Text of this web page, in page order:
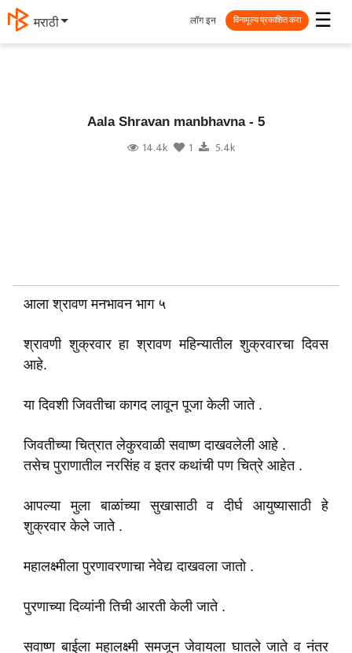
मराठी ☰
लॉग इन विनामूल्य प्रकाशित करा
Aala Shravan manbhavna - 5
14.4k 1 5.4k
आला श्रावण मनभावन भाग ५
श्रावणी शुक्रवार हा श्रावण महिन्यातील शुक्रवारचा दिवस
आहे.
या दिवशी जिवतीचा कागद लावून पूजा केली जाते .
जिवतीच्या चित्रात लेकुरवाळी सवाष्ण दाखवलेली आहे .
तसेच पुराणातील नरसिंह व इतर कथांची पण चित्रे आहेत .
आपल्या मुला बाळांच्या सुखासाठी व दीर्घ आयुष्यासाठी हे
शुक्रवार केले जाते .
महालक्ष्मीला पुरणावरणाचा नेवेद्य दाखवला जातो .
पुरणाच्या दिव्यांनी तिची आरती केली जाते .
सवाष्ण बाईला महालक्ष्मी समजून जेवायला घातले जाते व नंतर